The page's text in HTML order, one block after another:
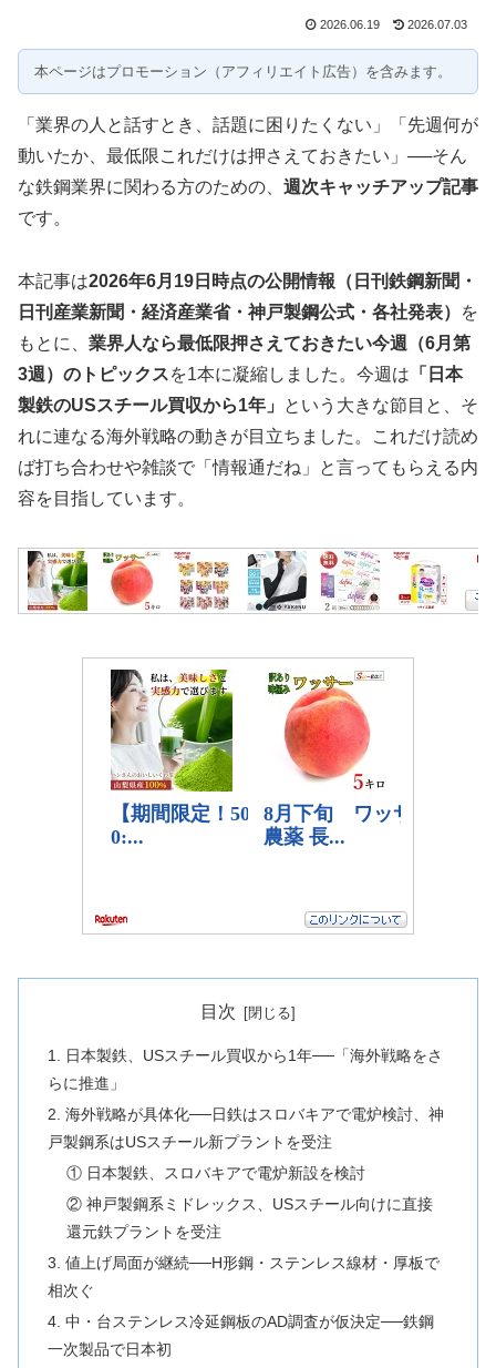
2026.06.19 2026.07.03
本ページはプロモーション（アフィリエイト広告）を含みます。
「業界の人と話すとき、話題に困りたくない」「先週何が
動いたか、最低限これだけは押さえておきたい」──そん
な鉄鋼業界に関わる方のための、 週次キャッチアップ記事
です。
本記事は2026年6月19日時点の公開情報（日刊鉄鋼新聞・
日刊産業新聞・経済産業省・神戸製鋼公式・各社発表）
を
もとに、 業界人なら最低限押さえておきたい今週（6月第
3週）のトピックスを1本に凝縮しました。今週は 「日本
製鉄のUSスチール買収から1年」
という大きな節目と、そ
れに連なる海外戦略の動きが目立ちました。これだけ読め
ば打ち合わせや雑談で「情報通だね」と言ってもらえる内
容を目指しています。
目次
1. 日本製鉄、USスチール買収から1年──「海外戦略をさ
らに推進」
2. 海外戦略が具体化──日鉄はスロバキアで電炉検討、神
戸製鋼系はUSスチール新プラントを受注
① 日本製鉄、スロバキアで電炉新設を検討
② 神戸製鋼系ミドレックス、USスチール向けに直接
還元鉄プラントを受注
3. 値上げ局面が継続──H形鋼・ステンレス線材・厚板で
相次ぐ
4. 中・台ステンレス冷延鋼板のAD調査が仮決定──鉄鋼
一次製品で日本初